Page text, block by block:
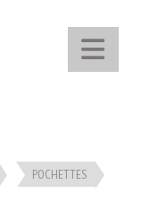
POCHETTES